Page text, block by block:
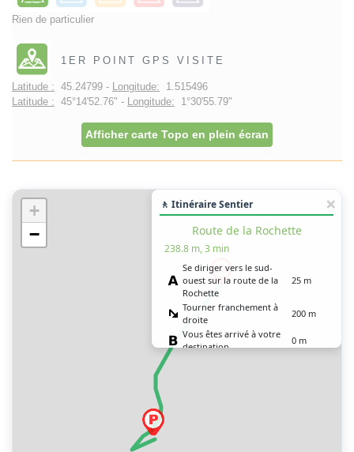
Rien de particulier
1ER POINT GPS VISITE
Latitude : 45.24799 - Longitude: 1.515496
Latitude : 45°14'52.76" - Longitude: 1°30'55.79"
Afficher carte Topo en plein écran
+
−
🚶 Itinéraire Sentier
Route de la Rochette
238.8 m, 3 min
Se diriger vers le sud-
ouest sur la route de la
Rochette
25 m
Tourner franchement à
droite
200 m
Vous êtes arrivé à votre
destination
0 m